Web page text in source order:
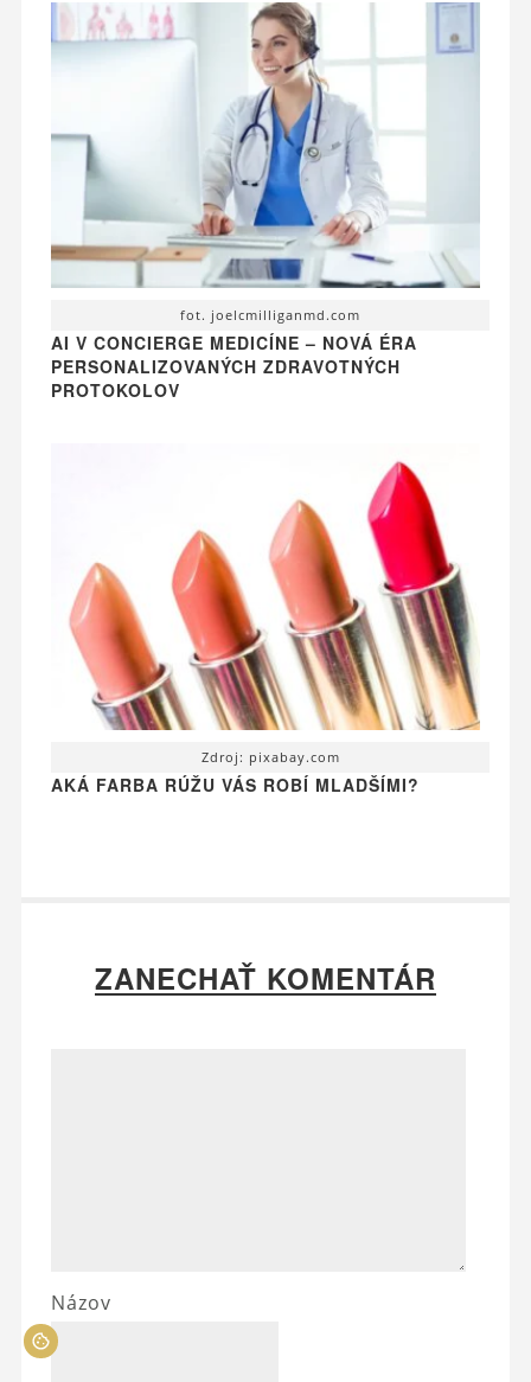
fot. joelcmilliganmd.com
AI V CONCIERGE MEDICÍNE – NOVÁ ÉRA
PERSONALIZOVANÝCH ZDRAVOTNÝCH
PROTOKOLOV
Zdroj: pixabay.com
AKÁ FARBA RÚŽU VÁS ROBÍ MLADŠÍMI?
ZANECHAŤ KOMENTÁR
Názov